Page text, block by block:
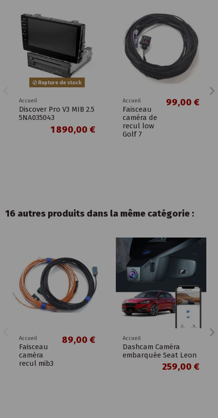
Rupture de stock
Accueil
Discover Pro V3 MIB 2.5
5NA035043
1 890,00 €
Accueil
Faisceau
caméra de
recul low
Golf 7
99,00 €
16 autres produits dans la même catégorie :
Accueil
Faisceau
caméra
recul mib3
89,00 € Accueil
Dashcam Caméra
embarquée Seat Leon
259,00 €